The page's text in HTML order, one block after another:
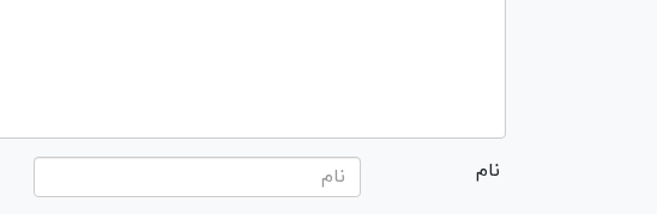
نام